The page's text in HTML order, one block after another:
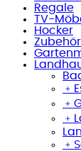
Regale
TV-
Hocker
﹢
﹢
﹢
﹢